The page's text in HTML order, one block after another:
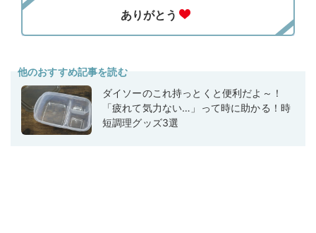
他のおすすめ記事を読む
ダイソーのこれ持っとくと便利だよ～！
「疲れて気力ない…」って時に助かる！時
短調理グッズ3選